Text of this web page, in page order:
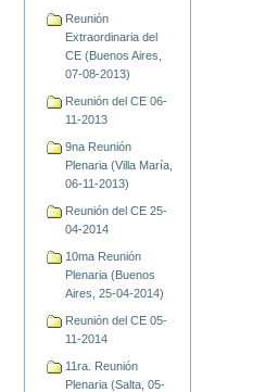
Reunión
Extraordinaria del
CE (Buenos Aires,
07-08-2013)
Reunión del CE 06-
11-2013
9na Reunión
Plenaria (Villa María,
06-11-2013)
Reunión del CE 25-
04-2014
10ma Reunión
Plenaria (Buenos
Aires, 25-04-2014)
Reunión del CE 05-
11-2014
11ra. Reunión
Plenaria (Salta, 05-